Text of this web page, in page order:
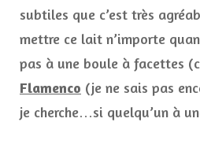
subtiles que c’est très
mettre ce lait n’importe
pas à une boule à facettes
Flamenco (je ne sais pas
je cherche…si quelqu’un à